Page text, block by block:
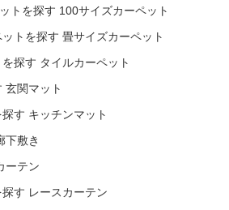
100サイズカーペット
畳サイズカーペット
タイルカーペット
玄関マット
キッチンマット
下敷き
ーテン
レースカーテン